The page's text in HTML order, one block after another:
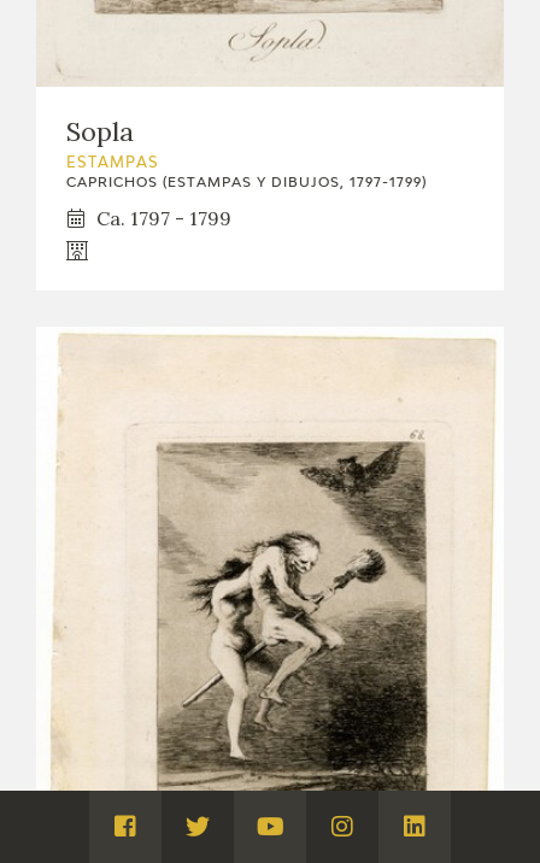
Sopla
ESTAMPAS
CAPRICHOS (ESTAMPAS Y DIBUJOS, 1797-1799)
Ca. 1797 - 1799
Visita
Visita
Visita
Visita
Visita